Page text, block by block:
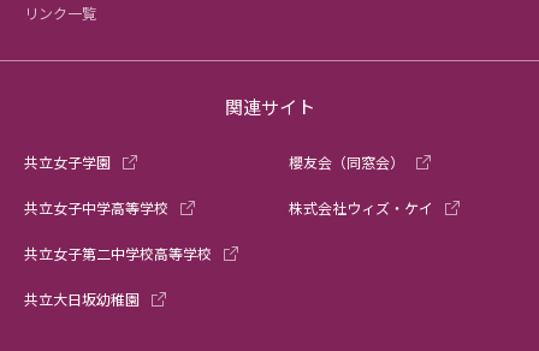
リンク一覧
関連サイト
共立女子学園
共立女子中学高等学校
共立女子第二中学校高等学校
共立大日坂幼稚園
櫻友会（同窓会）
株式会社ウィズ・ケイ